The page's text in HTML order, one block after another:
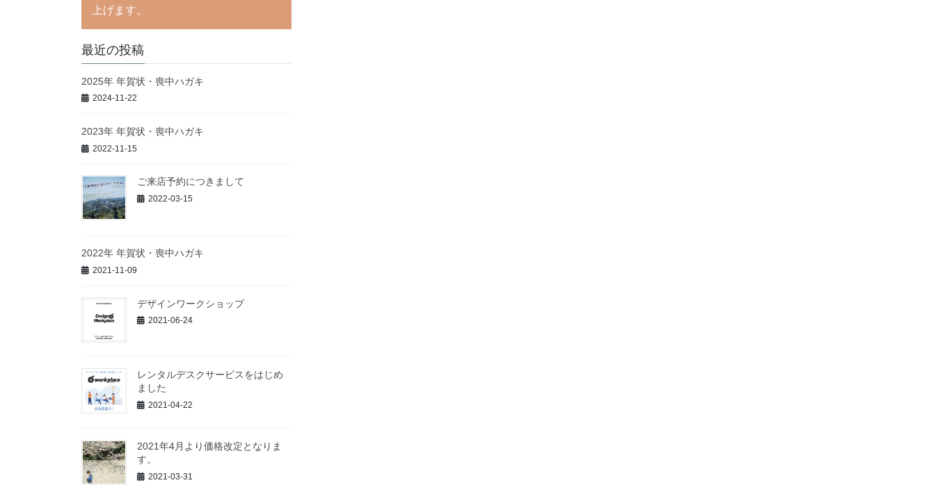
上げます。
最近の投稿
2025年 年賀状・喪中ハガキ
2024-11-22
2023年 年賀状・喪中ハガキ
2022-11-15
ご来店予約につきまして
2022-03-15
2022年 年賀状・喪中ハガキ
2021-11-09
デザインワークショップ
2021-06-24
レンタルデスクサービスをはじめ
ました
2021-04-22
2021年4月より価格改定となりま
す。
2021-03-31